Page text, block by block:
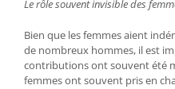
Le rôle souvent invisible des
Bien que les femmes aient
de nombreux hommes, il est
contributions ont souvent été
femmes ont souvent pris en